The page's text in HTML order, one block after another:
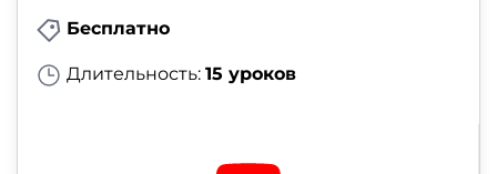
Бесплатно
Длительность: 15 уроков